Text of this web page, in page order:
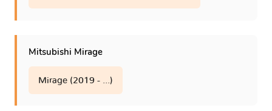
Mitsubishi Mirage
Mirage (2019 - ...)